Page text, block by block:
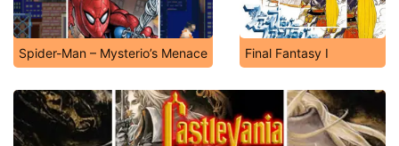
Spider-Man – Mysterio’s Menace Final Fantasy I